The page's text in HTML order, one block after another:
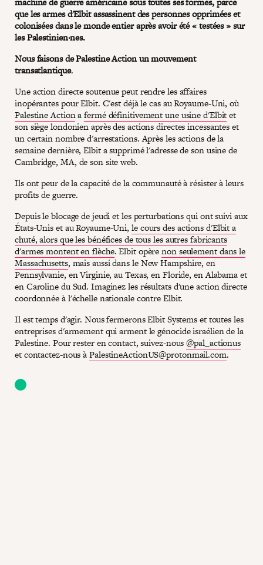
que les armes d'Elbit assassinent des personnes opprimées et
colonisées dans le monde entier après avoir été « testées » sur
les Palestinien·nes.
Nous faisons de Palestine Action un mouvement
transatlantique.
Une action directe soutenue peut rendre les affaires
inopérantes pour Elbit. C'est déjà le cas au Royaume-Uni, où
Palestine Actionafermé définitivement une usine d'Elbitet
son siège londonien après des actions directes incessantes et
un certain nombre d'arrestations. Après les actions de la
semaine dernière, Elbit a supprimé l'adresse de son usine de
Cambridge, MA, de son site web.
Ils ont peur de la capacité de la communauté à résister à leurs
profits de guerre.
Depuis le blocage de jeudi et les perturbations qui ont suivi aux
États-Unis et au Royaume-Uni, le cours des actions d'Elbit a
chuté, alors que les bénéfices de tous les autres fabricants
d'armes montent en flèche. Elbit opèrenon seulement dans le
Massachusetts, mais aussi dans le New Hampshire, en
Pennsylvanie, en Virginie, au Texas, en Floride, en Alabama et
en Caroline du Sud. Imaginez les résultats d'une action directe
coordonnée à l'échelle nationale contre Elbit.
Il est temps d'agir. Nous fermerons Elbit Systems et toutes les
entreprises d'armement qui arment le génocide israélien de la
Palestine. Pour rester en contact, suivez-nous@pal_actionus
et contactez-nous àPalestineActionUS@protonmail.com.